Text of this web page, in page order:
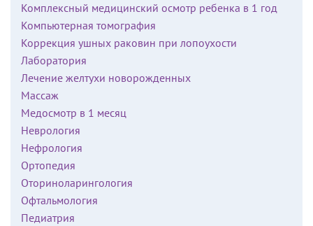
Комплексный медицинский осмотр ребенка в 1 год
Компьютерная томография
Коррекция ушных раковин при лопоухости
Лаборатория
Лечение желтухи новорожденных
Массаж
Медосмотр в 1 месяц
Неврология
Нефрология
Ортопедия
Оториноларингология
Офтальмология
Педиатрия